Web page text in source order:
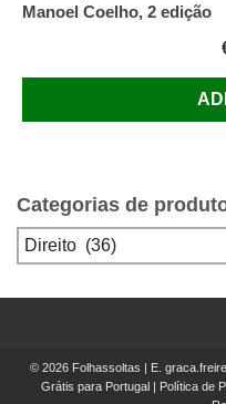
Manoel Coelho, 2 edição
Categorias de
© 2026 Folhassoltas | E.
Grátis para Portugal | Política de